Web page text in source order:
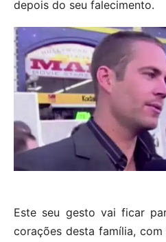
depois do seu falecimento.
Este seu gesto vai ficar
corações desta família,